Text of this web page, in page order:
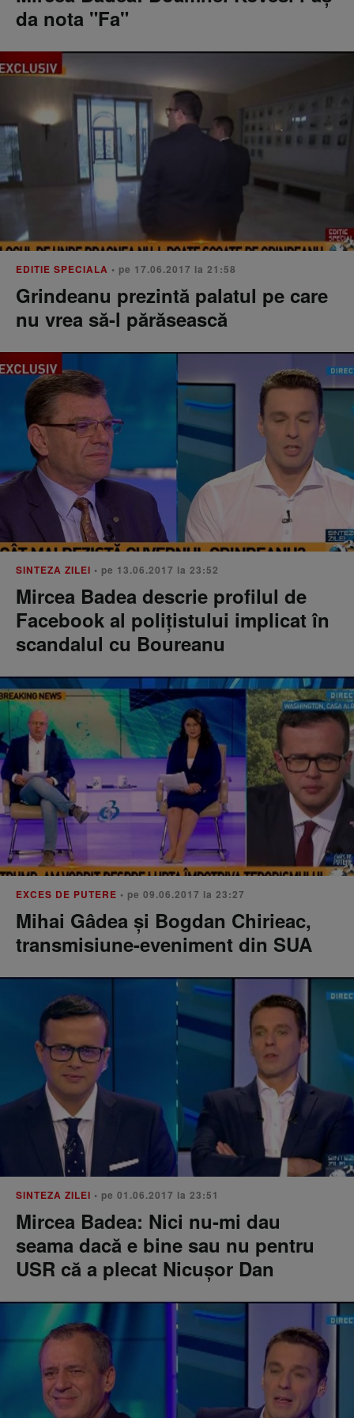
da nota "Fa"
EDITIE SPECIALA • pe 17.06.2017 la 21:58
Grindeanu prezintă palatul pe care
nu vrea să-l părăsească
SINTEZA ZILEI • pe 13.06.2017 la 23:52
Mircea Badea descrie profilul de
Facebook al poliţistului implicat în
scandalul cu Boureanu
EXCES DE PUTERE • pe 09.06.2017 la 23:27
Mihai Gâdea și Bogdan Chirieac,
transmisiune-eveniment din SUA
SINTEZA ZILEI • pe 01.06.2017 la 23:51
Mircea Badea: Nici nu-mi dau
seama dacă e bine sau nu pentru
USR că a plecat Nicuşor Dan